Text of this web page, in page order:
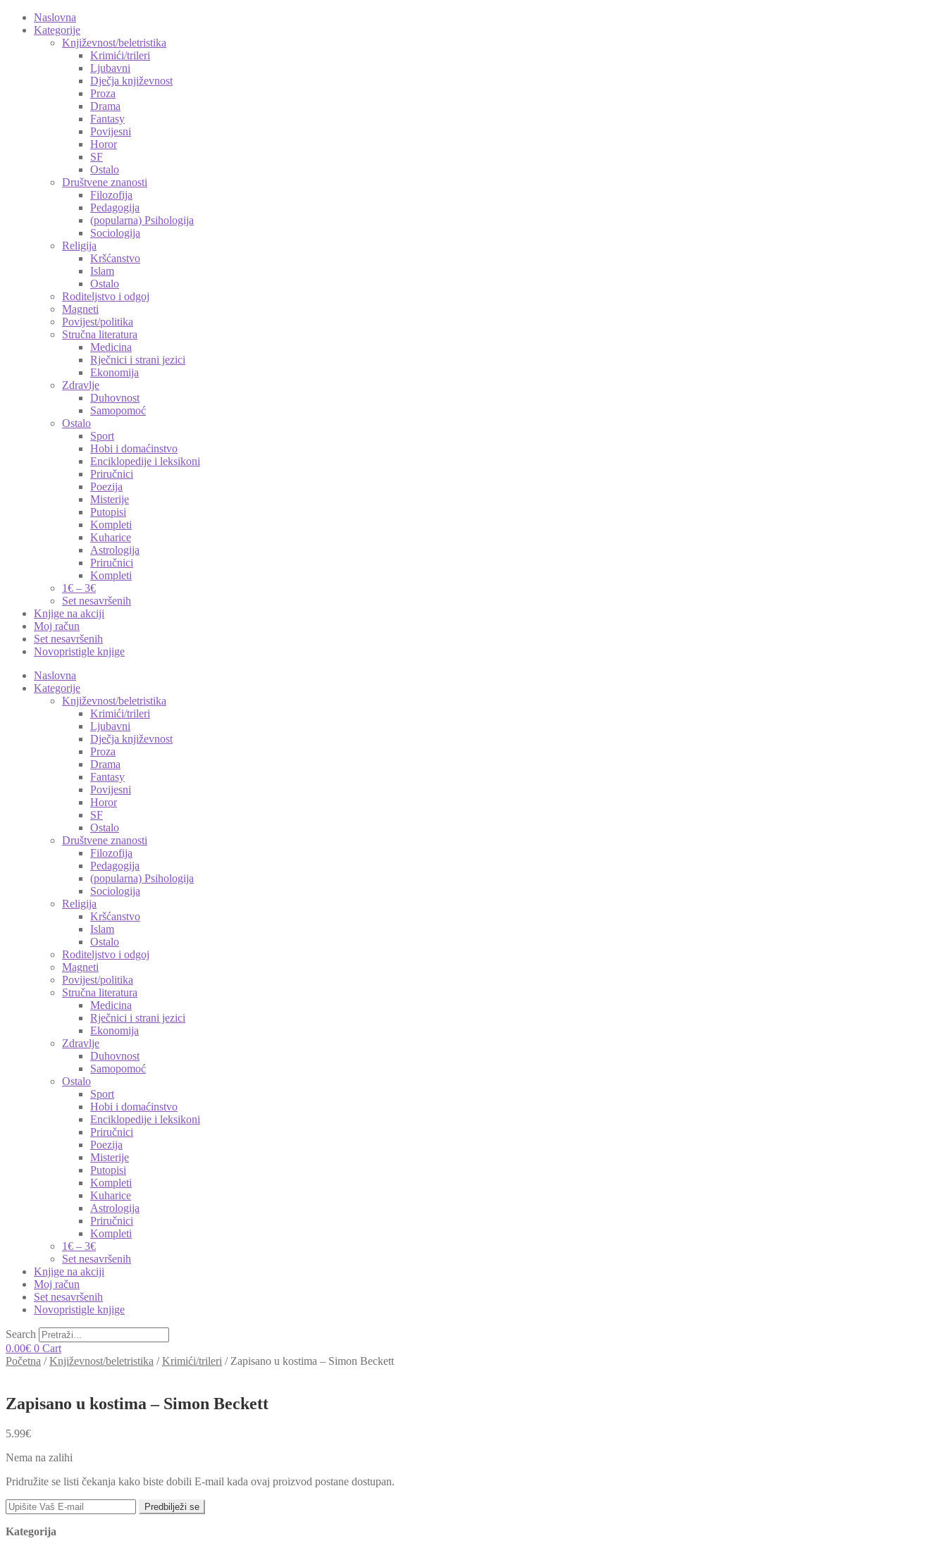
Naslovna
Kategorije
Književnost/beletristika
Krimići/trileri
Ljubavni
Dječja književnost
Proza
Drama
Fantasy
Povijesni
Horor
SF
Ostalo
Društvene znanosti
Filozofija
Pedagogija
(popularna) Psihologija
Sociologija
Religija
Kršćanstvo
Islam
Ostalo
Roditeljstvo i odgoj
Magneti
Povijest/politika
Stručna literatura
Medicina
Rječnici i strani jezici
Ekonomija
Zdravlje
Duhovnost
Samopomoć
Ostalo
Sport
Hobi i domaćinstvo
Enciklopedije i leksikoni
Priručnici
Poezija
Misterije
Putopisi
Kompleti
Kuharice
Astrologija
Priručnici
Kompleti
1€ – 3€
Set nesavršenih
Knjige na akciji
Moj račun
Set nesavršenih
Novopristigle knjige
Naslovna
Kategorije
Književnost/beletristika
Krimići/trileri
Ljubavni
Dječja književnost
Proza
Drama
Fantasy
Povijesni
Horor
SF
Ostalo
Društvene znanosti
Filozofija
Pedagogija
(popularna) Psihologija
Sociologija
Religija
Kršćanstvo
Islam
Ostalo
Roditeljstvo i odgoj
Magneti
Povijest/politika
Stručna literatura
Medicina
Rječnici i strani jezici
Ekonomija
Zdravlje
Duhovnost
Samopomoć
Ostalo
Sport
Hobi i domaćinstvo
Enciklopedije i leksikoni
Priručnici
Poezija
Misterije
Putopisi
Kompleti
Kuharice
Astrologija
Priručnici
Kompleti
1€ – 3€
Set nesavršenih
Knjige na akciji
Moj račun
Set nesavršenih
Novopristigle knjige
Search
0.00€ 0 Cart
Početna /Književnost/beletristika /Krimići/trileri / Zapisano u kostima – Simon Beckett
Zapisano u kostima – Simon Beckett
5.99€
Nema na zalihi
Pridružite se listi čekanja kako biste dobili E-mail kada ovaj proizvod postane dostupan.
Predbilježi se
Kategorija